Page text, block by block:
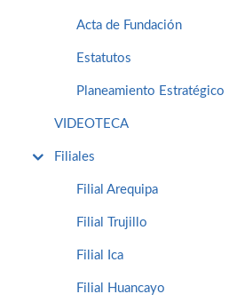
Acta de Fundación
Estatutos
Planeamiento Estratégico
VIDEOTECA
Filiales
Filial Arequipa
Filial Trujillo
Filial Ica
Filial Huancayo